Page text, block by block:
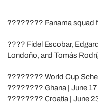
???????? Panama squad
???? Fidel Escobar,
Londoño, and Tomás
???????? World Cup
???????? Ghana | June 17
???????? Croatia | June